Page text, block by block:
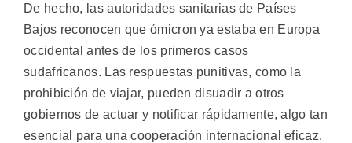
De hecho, las autoridades sanitarias de Países
Bajos reconocen que ómicron ya estaba en Europa
occidental antes de los primeros casos
sudafricanos. Las respuestas punitivas, como la
prohibición de viajar, pueden disuadir a otros
gobiernos de actuar y notificar rápidamente, algo tan
esencial para una cooperación internacional eficaz.